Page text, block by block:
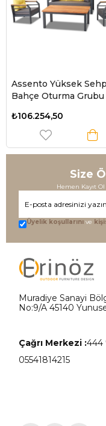
Assento Yüksek
Bahçe Oturma Grubu
₺106.254,50
Size
Hemen Kayıt
Üyelik koşullarını ve
Muradiye Sanayi
No:9/A 45140
Çağrı Merkezi :444
05541814215